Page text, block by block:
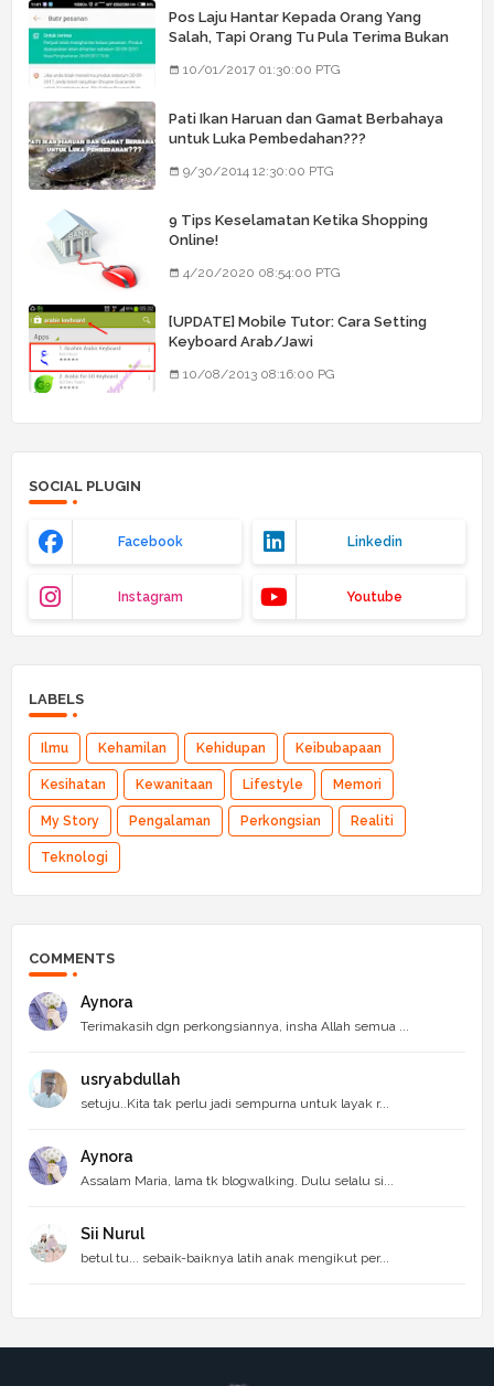
Pos Laju Hantar Kepada Orang Yang
Salah, Tapi Orang Tu Pula Terima Bukan
10/01/2017 01:30:00 PTG
Pati Ikan Haruan dan Gamat Berbahaya
untuk Luka Pembedahan???
9/30/2014 12:30:00 PTG
9 Tips Keselamatan Ketika Shopping
Online!
4/20/2020 08:54:00 PTG
[UPDATE] Mobile Tutor: Cara Setting
Keyboard Arab/Jawi
10/08/2013 08:16:00 PG
SOCIAL PLUGIN
Facebook Linkedin
Instagram Youtube
LABELS
Ilmu Kehamilan Kehidupan Keibubapaan
Kesihatan Kewanitaan Lifestyle Memori
My Story Pengalaman Perkongsian Realiti
Teknologi
COMMENTS
Aynora
Terimakasih dgn perkongsiannya, insha Allah semua ...
usryabdullah
setuju..Kita tak perlu jadi sempurna untuk layak r...
Aynora
Assalam Maria, lama tk blogwalking. Dulu selalu si...
Sii Nurul
betul tu... sebaik-baiknya latih anak mengikut per...